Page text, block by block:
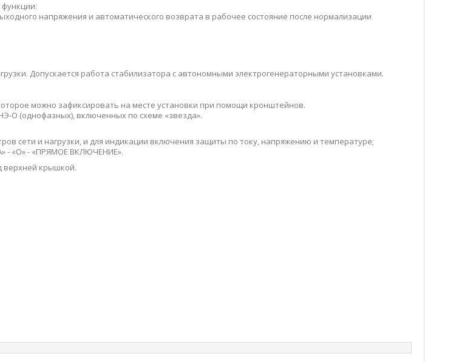
напряжения и автоматического возврата в рабочее состояние после нормализации
Допускается работа стабилизатора с автономными электрогенераторными установками.
можно зафиксировать на месте установки при помощи кронштейнов.
О (однофазных), включенных по схеме «звезда».
сети и нагрузки, и для индикации включения защиты по току, напряжению и температуре;
- «О» - «ПРЯМОЕ ВКЛЮЧЕНИЕ».
верхней крышкой.